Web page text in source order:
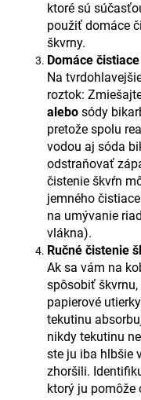
ktoré sú
použiť domáce
škvrny.
Domáce
Na
roztok:
alebo sódy
pretože spolu
vodou aj sóda
odstraňovať
čistenie škvŕn
jemného
na umývanie
vlákna).
Ručné čistenie
Ak sa vám na
spôsobiť
papierové
tekutinu
nikdy tekutinu
ste ju iba hlbšie
zhoršili.
ktorý ju pomôže